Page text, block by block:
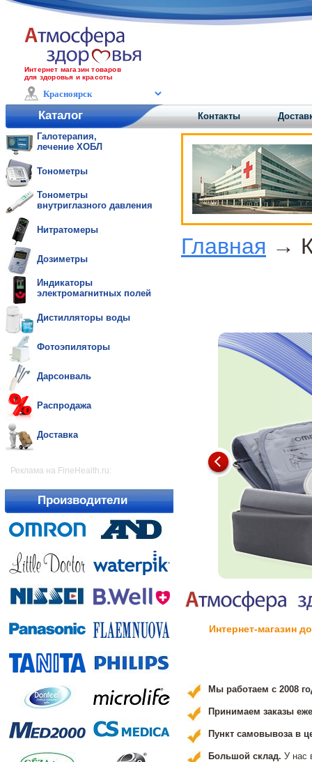
Интернет магазин товаров
для здоровья и красоты
Каталог Контакты
Галотерапия,
лечение ХОБЛ
Тонометры
Тонометры
внутриглазного давления
Нитратомеры
Дозиметры
Индикаторы
электромагнитных полей
Дистилляторы воды
Фотоэпиляторы
Дарсонваль
Распродажа
Доставка
Реклама на FineHealth.ru:
Производители
Главная →
Интернет-магазин
Мы работаем с 2008
Принимаем заказы
Пункт самовывоза в
Большой склад. У нас